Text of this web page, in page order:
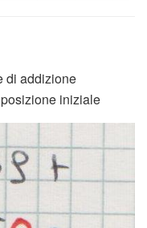
di addizione
iniziale